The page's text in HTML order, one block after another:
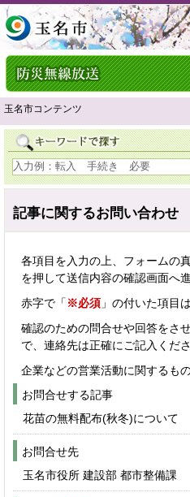
玉名市コンテンツ
記事に関するお問い合わせ
各項目を入力の上、フォームの
を押して送信内容の確認画面へ
赤字で「 ※必須 」の付いた項目
確認のための問合せや回答をさ
で、連絡先は正確にご記入くださ
企業などの営業活動に関するも
お問合せする記事
花苗の無料配布(秋冬)について
お問合せ先
玉名市役所 建設部 都市整備課